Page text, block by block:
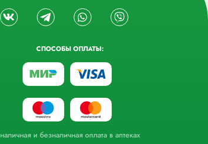
СПОСОБЫ ОПЛАТЫ:
наличная и безналичная оплата в аптеках